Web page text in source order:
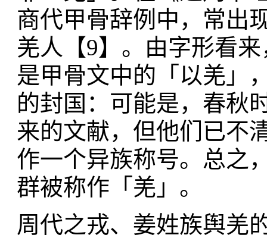
商代甲骨辞例中，常出
羌人【9】。由字形看
是甲骨文中的「以羌」
的封国：可能是，春秋
来的文献，但他们已不
作一个异族称号。总之
群被称作「羌」。
周代之戎、姜姓族舆羌